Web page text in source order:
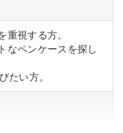
重視する方。
なペンケースを探し
たい方。